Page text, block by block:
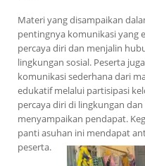
Materi yang disampaikan
pentingnya komunikasi yang
percaya diri dan menjalin
lingkungan sosial. Peserta
komunikasi sederhana dari
edukatif melalui partisipasi
percaya diri di lingkungan
menyampaikan pendapat.
panti asuhan ini mendapat
peserta.